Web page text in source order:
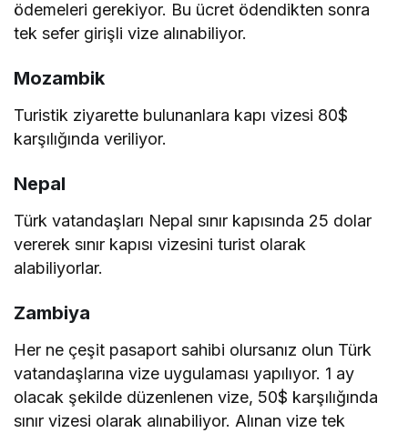
ödemeleri gerekiyor. Bu ücret ödendikten sonra
tek sefer girişli vize alınabiliyor.
Mozambik
Turistik ziyarette bulunanlara kapı vizesi 80$
karşılığında veriliyor.
Nepal
Türk vatandaşları Nepal sınır kapısında 25 dolar
vererek sınır kapısı vizesini turist olarak
alabiliyorlar.
Zambiya
Her ne çeşit pasaport sahibi olursanız olun Türk
vatandaşlarına vize uygulaması yapılıyor. 1 ay
olacak şekilde düzenlenen vize, 50$ karşılığında
sınır vizesi olarak alınabiliyor. Alınan vize tek